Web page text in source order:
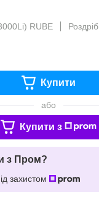
RUBE
Роздріб
Купити
або
Купити з
з Пром?
захистом